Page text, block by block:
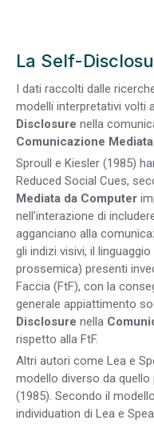
La Self-
I dati raccolti dalle
modelli interpretativi volti
Disclosure nella
Comunicazione
Sproull e Kiesler (1985)
Reduced Social Cues,
Mediata da Computer
nell’interazione di
agganciano alla
gli indizi visivi, il
prossemica) presenti
Faccia (FtF), con la
generale appiattimento
Disclosure nella
rispetto alla FtF.
Altri autori come Lea e
modello diverso da
(1985). Secondo il
individuation di Lea e